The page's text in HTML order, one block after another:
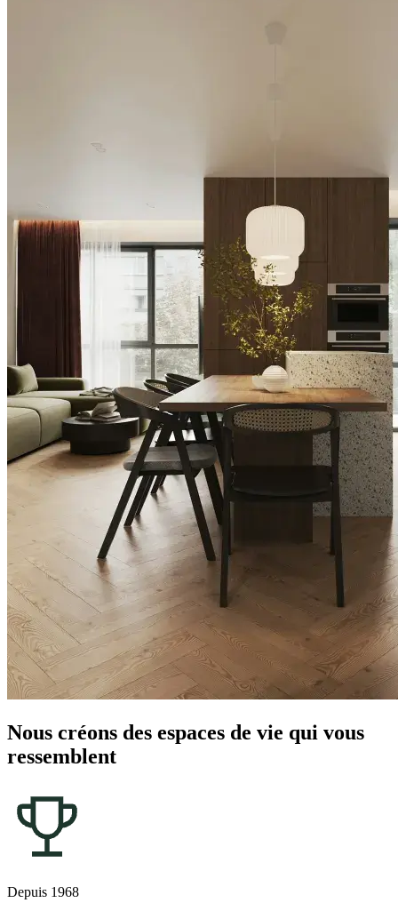
Nous créons des espaces de vie qui vous
ressemblent
Depuis 1968